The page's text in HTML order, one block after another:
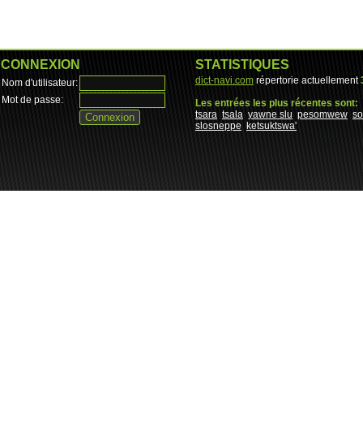
CONNEXION
Nom d'utilisateur:
Mot de passe:
STATISTIQUES
dict-navi.com répertorie actuellement
Les entrées les plus récentes sont:
tsara tsala yawne slu pesomwew
slosneppe
ketsuktswa'